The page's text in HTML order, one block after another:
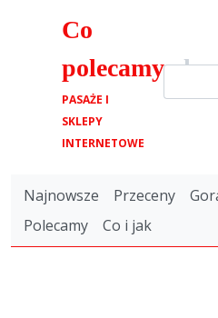
Co
polecamy.pl
PASAŻE I
SKLEPY
INTERNETOWE
Najnowsze Przeceny
Polecamy
Co i jak